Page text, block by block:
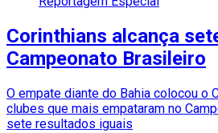
Corinthians alcança
Campeonato Brasileiro
O empate diante do Bahia colocou o
clubes que mais empataram no
sete resultados iguais